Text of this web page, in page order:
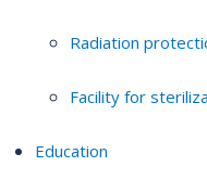
Radiation
Facility for
Education